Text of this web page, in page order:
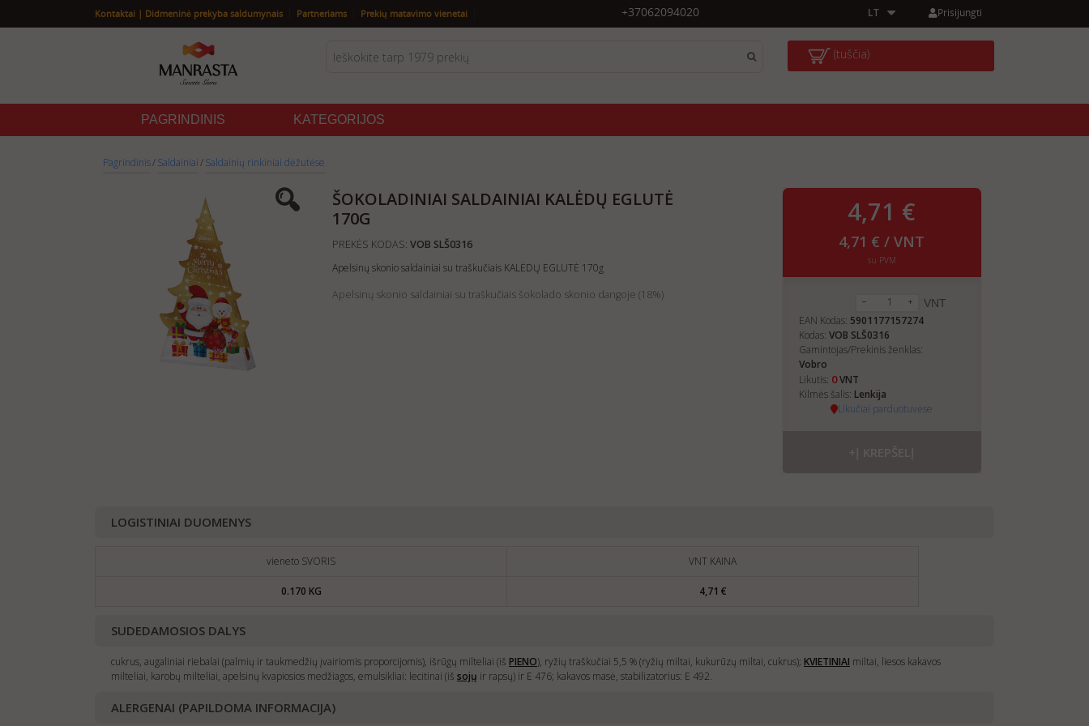
Prisijungti
+37062094020 LT
Kontaktai | Didmeninė prekyba saldumynais Partneriams Prekių matavimo vienetai
(tuščia)
PAGRINDINIS KATEGORIJOS
Pagrindinis/Saldainiai/Saldainių rinkiniai dėžutėse
ŠOKOLADINIAI SALDAINIAI KALĖDŲ EGLUTĖ
170G
PREKĖS KODAS: VOB SLŠ0316
Apelsinų skonio saldainiai su traškučiais KALĖDŲ EGLUTĖ 170g
Apelsinų skonio saldainiai su traškučiais šokolado skonio dangoje (18%)
4,71 €
4,71 € / VNT
su PVM
VNT
EAN Kodas: 5901177157274
Kodas: VOB SLŠ0316
Gamintojas/Prekinis ženklas:
Vobro
Likutis: 0VNT
Kilmės šalis: Lenkija
Likučiai parduotuvėse
LOGISTINIAI DUOMENYS
vieneto SVORIS VNT KAINA
0.170 KG 4,71 €
SUDEDAMOSIOS DALYS
cukrus, augaliniai riebalai (palmių ir taukmedžių įvairiomis proporcijomis), išrūgų milteliai (iš PIENO), ryžių traškučiai 5,5 % (ryžių miltai, kukurūzų miltai, cukrus); KVIETINIAI miltai, liesos kakavos
milteliai, karobų milteliai, apelsinų kvapiosios medžiagos, emulsikliai: lecitinai (iš sojų ir rapsų) ir E 476; kakavos masė, stabilizatorius: E 492.
ALERGENAI (PAPILDOMA INFORMACIJA)